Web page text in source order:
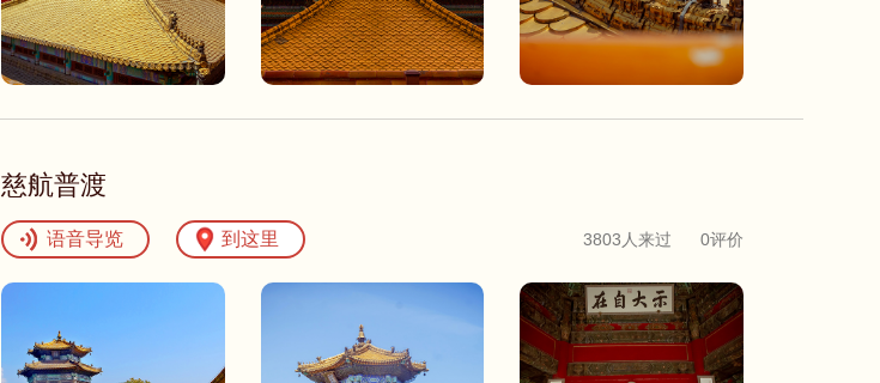
慈航普渡
语音导览 到这里 3803人来过 0评价